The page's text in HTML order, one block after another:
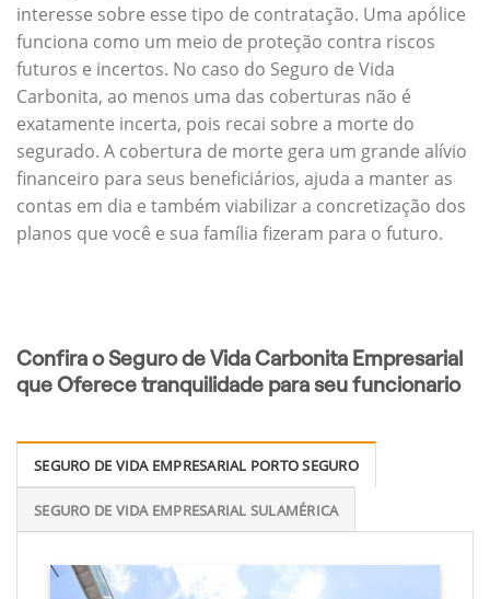
interesse sobre esse tipo de contratação. Uma apólice
funciona como um meio de proteção contra riscos
futuros e incertos. No caso do Seguro de Vida
Carbonita, ao menos uma das coberturas não é
exatamente incerta, pois recai sobre a morte do
segurado. A cobertura de morte gera um grande alívio
financeiro para seus beneficiários, ajuda a manter as
contas em dia e também viabilizar a concretização dos
planos que você e sua família fizeram para o futuro.
Confira o Seguro de Vida Carbonita Empresarial
que Oferece tranquilidade para seu funcionario
SEGURO DE VIDA EMPRESARIAL PORTO SEGURO
SEGURO DE VIDA EMPRESARIAL SULAMÉRICA